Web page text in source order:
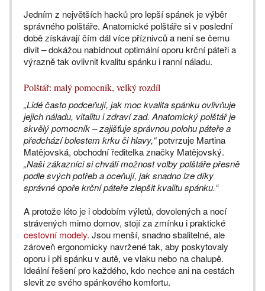
Jedním z největších hacků pro lepší spánek je výběr
správného polštáře. Anatomické polštáře si v poslední
době získávají čím dál více příznivců a není se čemu
divit – dokážou nabídnout optimální oporu krční páteři a
výrazně tak ovlivnit kvalitu spánku i ranní náladu.
Polštář: malý pomocník, velký rozdíl
„Lidé často podceňují, jak moc kvalita spánku ovlivňuje
jejich náladu, vitalitu i zdraví zad. Anatomický polštář je
skvělý pomocník – zajišťuje správnou polohu páteře a
předchází bolestem krku či hlavy,“potvrzuje Martina
Matějovská, obchodní ředitelka značky Matějovský.
„Naši zákazníci si chválí možnost volby polštáře přesně
podle svých potřeb a oceňují, jak snadno lze díky
správné opoře krční páteře zlepšit kvalitu spánku.“
A protože léto je i obdobím výletů, dovolených a nocí
strávených mimo domov, stojí za zmínku i praktické
cestovní modely. Jsou menší, snadno sbalitelné, ale
zároveň ergonomicky navržené tak, aby poskytovaly
oporu i při spánku v autě, ve vlaku nebo na chalupě.
Ideální řešení pro každého, kdo nechce ani na cestách
slevit ze svého spánkového komfortu.